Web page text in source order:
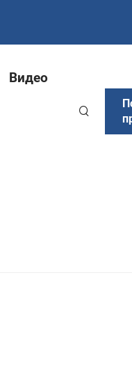
Видео